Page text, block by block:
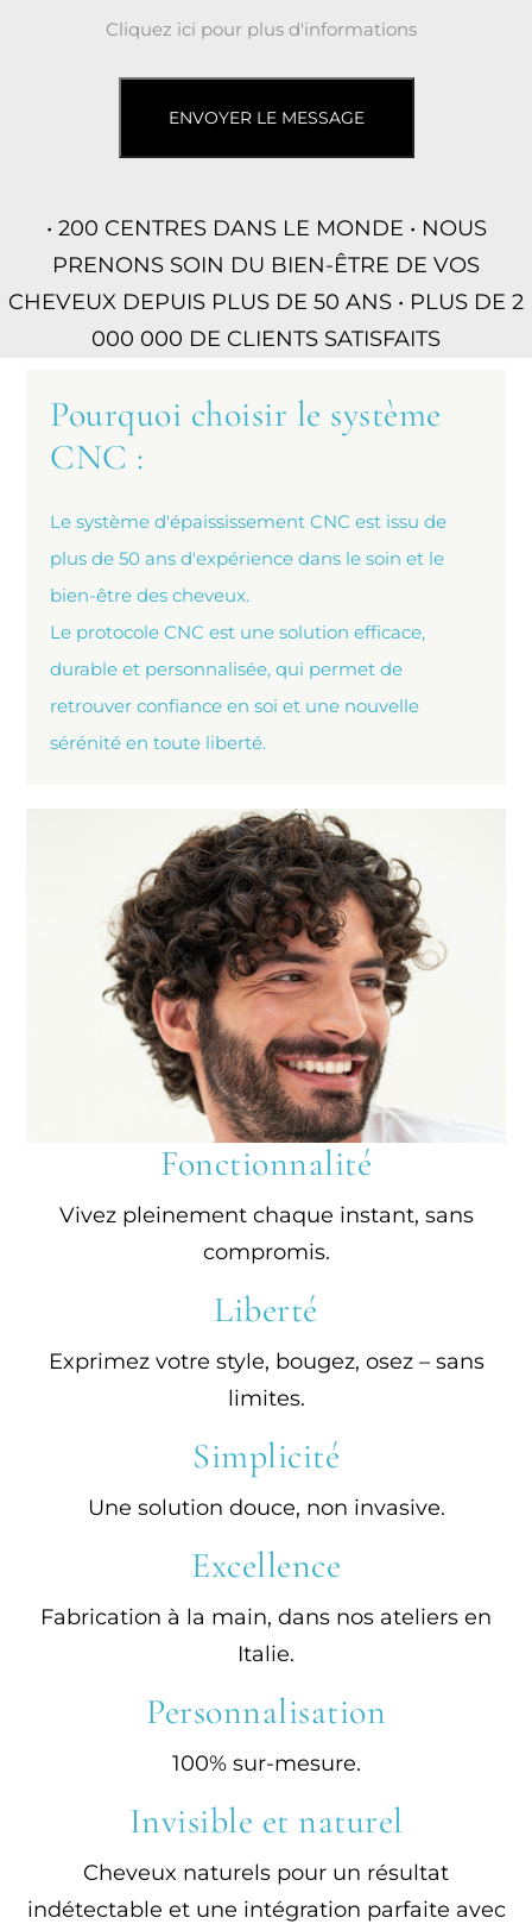
Cliquez ici pour plus d'informations
ENVOYER LE MESSAGE
• 200 CENTRES DANS LE MONDE • NOUS
PRENONS SOIN DU BIEN-ÊTRE DE VOS
CHEVEUX DEPUIS PLUS DE 50 ANS • PLUS DE 2
000 000 DE CLIENTS SATISFAITS
Pourquoi choisir le système
CNC :
Le système d'épaississement CNC est issu de
plus de 50 ans d'expérience dans le soin et le
bien-être des cheveux.
Le protocole CNC est une solution efficace,
durable et personnalisée, qui permet de
retrouver confiance en soi et une nouvelle
sérénité en toute liberté.
Fonctionnalité
Vivez pleinement chaque instant, sans
compromis.
Liberté
Exprimez votre style, bougez, osez – sans
limites.
Simplicité
Une solution douce, non invasive.
Excellence
Fabrication à la main, dans nos ateliers en
Italie.
Personnalisation
100% sur-mesure.
Invisible et naturel
Cheveux naturels pour un résultat
indétectable et une intégration parfaite avec